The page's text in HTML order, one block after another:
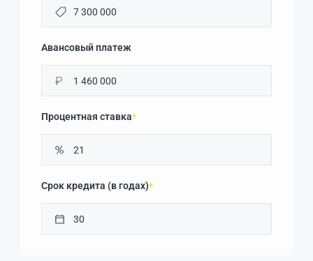
Авансовый платеж
₽
Процентная ставка*
Срок кредита (в годах)*